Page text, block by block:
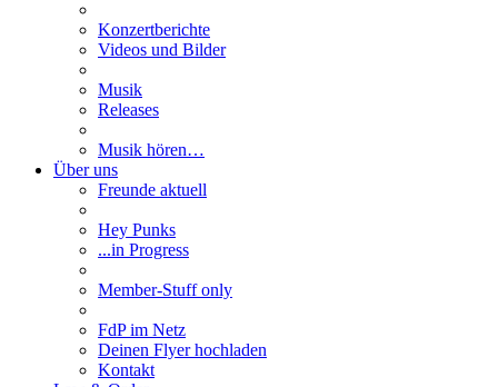
Konzertberichte
Videos und Bilder
Musik
Releases
Musik hören…
Über uns
Freunde aktuell
Hey Punks
...in Progress
Member-Stuff only
FdP im Netz
Deinen Flyer hochladen
Kontakt